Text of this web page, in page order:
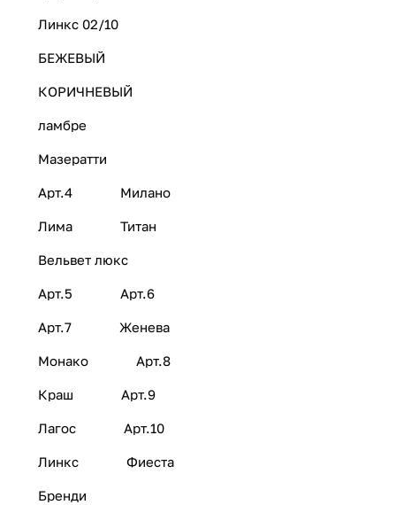
Линкс 02/10
БЕЖЕВЫЙ
КОРИЧНЕВЫЙ
ламбре
Мазератти
Арт.4 Милано
Лима Титан
Вельвет люкс
Арт.5 Арт.6
Арт.7 Женева
Монако Арт.8
Краш Арт.9
Лагос Арт.10
Линкс Фиеста
Бренди